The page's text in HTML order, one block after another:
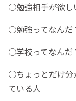
○勉強相手が欲し
○勉強ってなんだ
○学校ってなんだ
○ちょっとだけ分
ている人